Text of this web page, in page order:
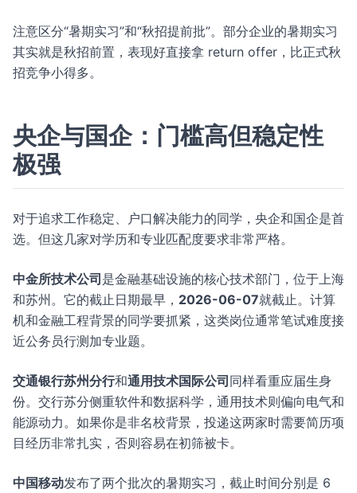
注意区分“暑期实习”和“秋招提前批”。部分企业的暑期实习
其实就是秋招前置，表现好直接拿 return offer，比正式秋
招竞争小得多。
央企与国企：门槛高但稳定性
极强
对于追求工作稳定、户口解决能力的同学，央企和国企是首
选。但这几家对学历和专业匹配度要求非常严格。
中金所技术公司 是金融基础设施的核心技术部门，位于上海
和苏州。它的截止日期最早， 2026-06-07就截止。计算
机和金融工程背景的同学要抓紧，这类岗位通常笔试难度接
近公务员行测加专业题。
交通银行苏州分行和通用技术国际公司 同样看重应届生身
份。交行苏分侧重软件和数据科学，通用技术则偏向电气和
能源动力。如果你是非名校背景，投递这两家时需要简历项
目经历非常扎实，否则容易在初筛被卡。
中国移动发布了两个批次的暑期实习，截止时间分别是 6